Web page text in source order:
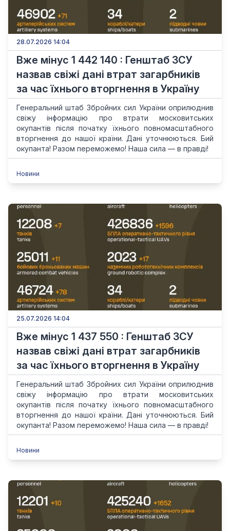
28.07.2026 14:04
Вже мінус 1 442 140 : Генштаб ЗСУ
назвав свіжі дані втрат загарбників
за час їхнього вторгнення в Україну
Генеральний штаб Збройних сил України оприлюднив
свіжу інформацію про втрати московитських
окупантів після початку їхнього повномасштабного
вторгнення до нашої країни. Дані уточнюються. Бий
окупанта! Разом переможемо! Наша сила — в правді!
Новини
25.07.2026 14:04
Вже мінус 1 437 550 : Генштаб ЗСУ
назвав свіжі дані втрат загарбників
за час їхнього вторгнення в Україну
Генеральний штаб Збройних сил України оприлюднив
свіжу інформацію про втрати московитських
окупантів після початку їхнього повномасштабного
вторгнення до нашої країни. Дані уточнюються. Бий
окупанта! Разом переможемо! Наша сила — в правді!
Новини